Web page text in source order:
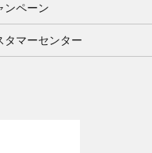
ンペーン
タマーセンター